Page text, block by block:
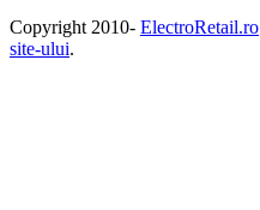
Copyright 2010- ElectroRetail.ro
site-ului.